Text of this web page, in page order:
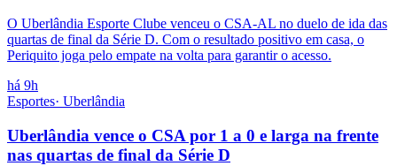
O Uberlândia Esporte Clube venceu o CSA-AL no duelo de ida das
quartas de final da Série D. Com o resultado positivo em casa, o
Periquito joga pelo empate na volta para garantir o acesso.
há 9h
Esportes· Uberlândia
Uberlândia vence o CSA por 1 a 0 e larga na frente
nas quartas de final da Série D